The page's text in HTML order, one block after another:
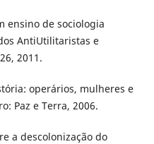
ensino de sociologia
AntiUtilitaristas e
2011.
operários, mulheres e
Paz e Terra, 2006.
a descolonização do